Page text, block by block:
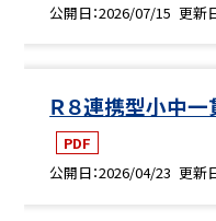
公開日 2026/07/15 更新
Ｒ８連携型小中
PDF
公開日 2026/04/23 更新